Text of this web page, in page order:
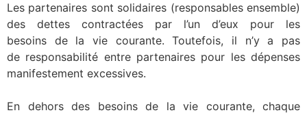
Les partenaires sont solidaires (responsables ensemble)
des dettes contractées par l’un d’eux pour les
besoins de la vie courante. Toutefois, il n’y a pas
de responsabilité entre partenaires pour les dépenses
manifestement excessives.
En dehors des besoins de la vie courante, chaque